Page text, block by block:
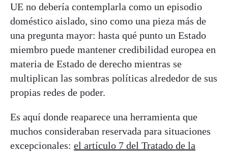
UE no debería contemplarla como un episodio
doméstico aislado, sino como una pieza más de
una pregunta mayor: hasta qué punto un Estado
miembro puede mantener credibilidad europea en
materia de Estado de derecho mientras se
multiplican las sombras políticas alrededor de sus
propias redes de poder.
Es aquí donde reaparece una herramienta que
muchos consideraban reservada para situaciones
excepcionales: el artículo 7 del Tratado de la